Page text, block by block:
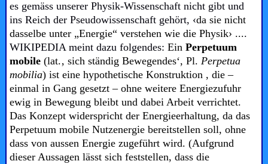
es gemäss unserer Physik-Wissenschaft nicht gibt und
ins Reich der Pseudowissenschaft gehört, ‹da sie nicht
dasselbe unter „Energie“ verstehen wie die Physik› ....
WIKIPEDIA meint dazu folgendes:EinPerpetuum
mobile (lat.‚ sich ständig Bewegendes‘, Pl.Perpetua
mobilia) ist eine hypothetische Konstruktion , die –
einmal in Gang gesetzt – ohne weitere Energiezufuhr
ewig in Bewegung bleibt und dabei Arbeit verrichtet.
Das Konzept widerspricht der Energieerhaltung, da das
Perpetuum mobile Nutzenergie bereitstellen soll, ohne
dass von aussen Energie zugeführt wird. (Aufgrund
dieser Aussagen lässt sich feststellen, dass die